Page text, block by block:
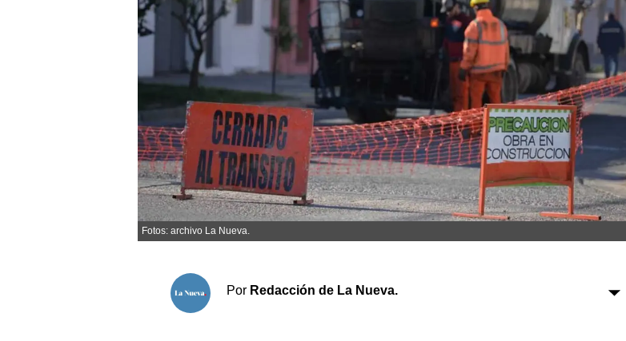
Espacio empresas
Sociedad y tiempo libre
Sociedad
Turismo
Es viral
El tiempo
Cartón Lleno
Fúnebres
Clasificados
Horóscopo
Servicios
Farmacias
Fotos: archivo La Nueva.
Por Redacción de La Nueva.